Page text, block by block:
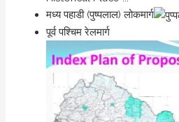
मध्य पहाडी (पुष्पलाल) लोकमार्ग
पूर्व पश्चिम रेलमार्ग